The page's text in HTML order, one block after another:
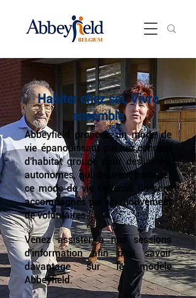
Habiter chez soi, Vivre
ensemble
Abbeyfield propose un mode de
vie épanouissant par un concept
d'habitat groupé pour des ainés,
autonomes, qui désirent partager
ce mode de vie collectif. Ils sont
accompagnés par un mouvement
de volontaires.
Venez assister à nos sessions
d'information afin d'en savoir
davantage sur le modèle
Abbeyfield.